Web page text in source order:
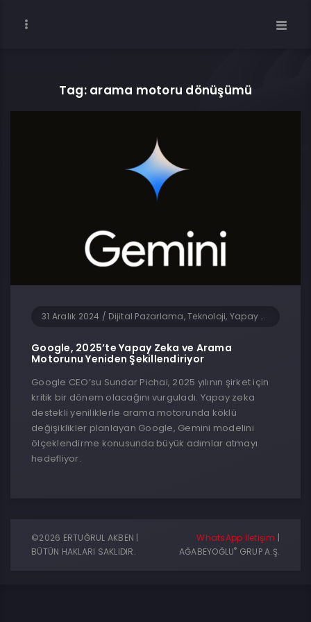
Tag: arama motoru dönüşümü
31 Aralık 2024 / Dijital Pazarlama, Teknoloji, Yapay Zeka, Yazılım
Google, 2025’te Yapay Zeka ve Arama
Motorunu Yeniden Şekillendiriyor
Google CEO’su Sundar Pichai, 2025 yılının şirket için
kritik bir dönem olacağını vurguladı. Yapay zeka
destekli yeniliklerle arama motorunda köklü
değişiklikler planlayan Google, Gemini modelini
ölçeklendirme konusunda büyük adımlar atmayı
hedefliyor.
©2026 ERTUĞRUL AKBEN |
BÜTÜN HAKLARI SAKLIDIR.
WhatsApp İletişim |
AĞABEYOĞLU® GRUP A.Ş.